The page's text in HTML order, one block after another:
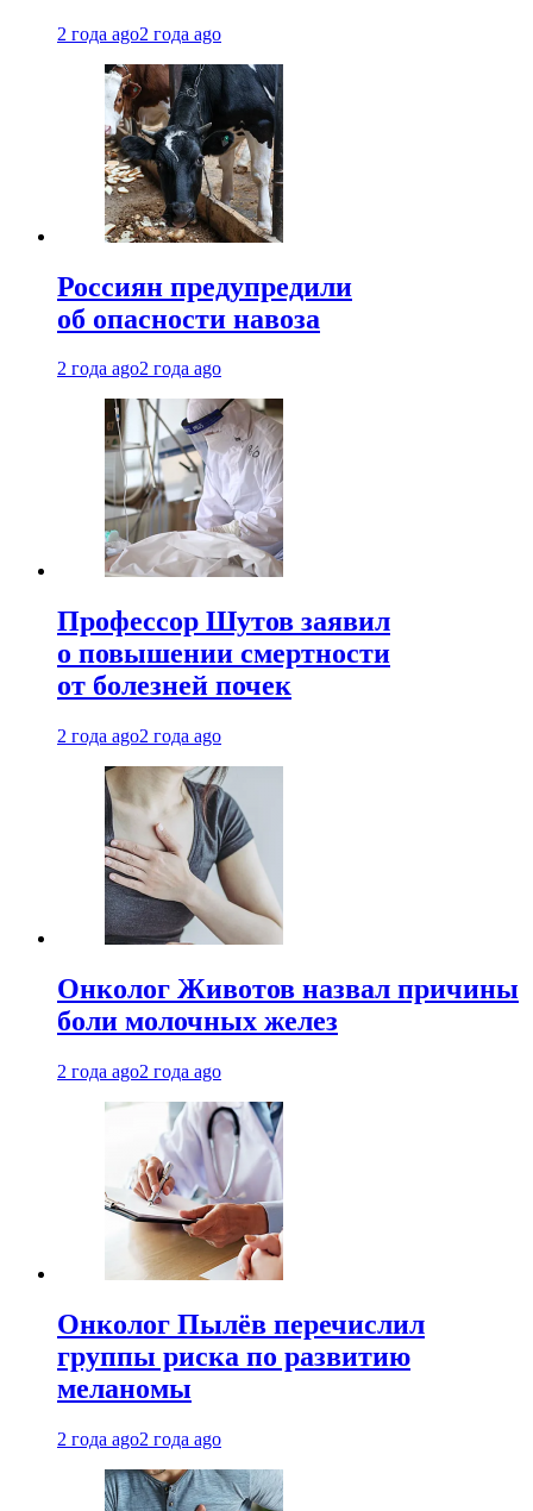
2 года ago2 года ago
Россиян предупредили
об опасности навоза
2 года ago2 года ago
Профессор Шутов заявил
о повышении смертности
от болезней почек
2 года ago2 года ago
Онколог Животов назвал причины
боли молочных желез
2 года ago2 года ago
Онколог Пылёв перечислил
группы риска по развитию
меланомы
2 года ago2 года ago